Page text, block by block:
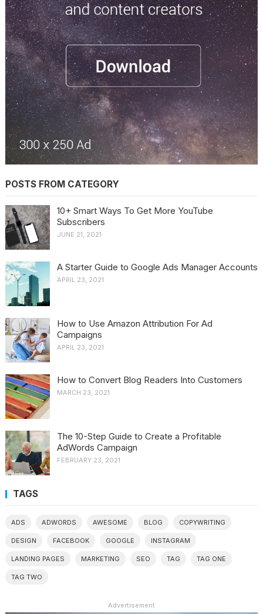
POSTS FROM CATEGORY
10+ Smart Ways To Get More YouTube
Subscribers
JUNE 21, 2021
A Starter Guide to Google Ads Manager Accounts
APRIL 23, 2021
How to Use Amazon Attribution For Ad
Campaigns
APRIL 23, 2021
How to Convert Blog Readers Into Customers
MARCH 23, 2021
The 10-Step Guide to Create a Profitable
AdWords Campaign
FEBRUARY 23, 2021
TAGS
ADS ADWORDS AWESOME BLOG COPYWRITING
DESIGN FACEBOOK GOOGLE INSTAGRAM
LANDING PAGES MARKETING SEO TAG TAG ONE
TAG TWO
Advertisement